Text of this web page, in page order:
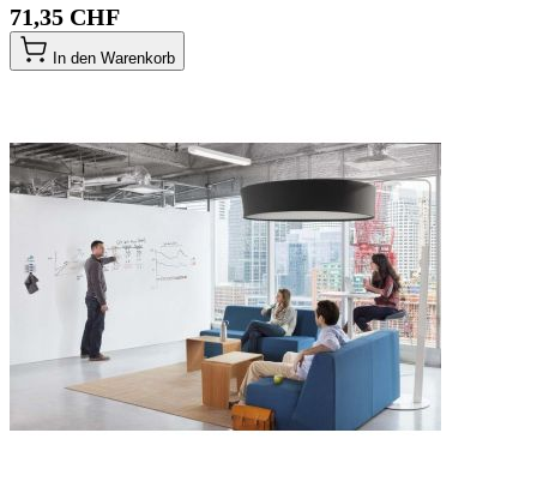
71,35 CHF
In den Warenkorb